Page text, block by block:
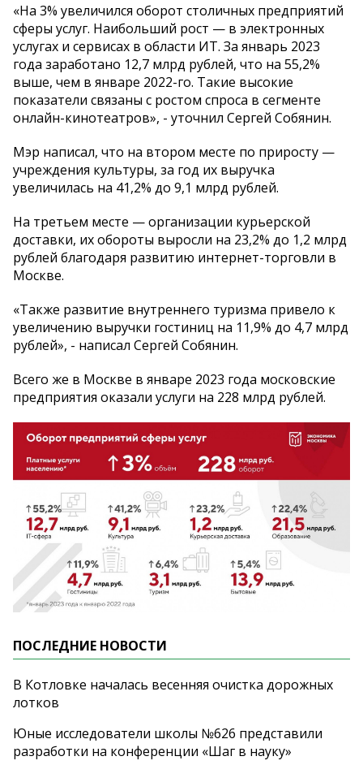
«На 3% увеличился оборот столичных предприятий
сферы услуг. Наибольший рост — в электронных
услугах и сервисах в области ИТ. За январь 2023
года заработано 12,7 млрд рублей, что на 55,2%
выше, чем в январе 2022-го. Такие высокие
показатели связаны с ростом спроса в сегменте
онлайн-кинотеатров», - уточнил Сергей Собянин.
Мэр написал, что на втором месте по приросту —
учреждения культуры, за год их выручка
увеличилась на 41,2% до 9,1 млрд рублей.
На третьем месте — организации курьерской
доставки, их обороты выросли на 23,2% до 1,2 млрд
рублей благодаря развитию интернет-торговли в
Москве.
«Также развитие внутреннего туризма привело к
увеличению выручки гостиниц на 11,9% до 4,7 млрд
рублей», - написал Сергей Собянин.
Всего же в Москве в январе 2023 года московские
предприятия оказали услуги на 228 млрд рублей.
ПОСЛЕДНИЕ НОВОСТИ
В Котловке началась весенняя очистка дорожных
лотков
Юные исследователи школы №626 представили
разработки на конференции «Шаг в науку»